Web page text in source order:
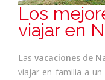
Los
viajar en
Las vacaciones de
viajar en familia a